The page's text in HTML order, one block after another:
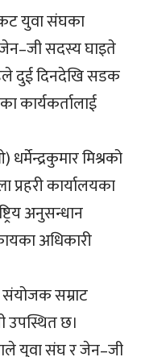
युवा संघका
सदस्य घाइते
दुई दिनदेखि सडक
कार्यकर्तालाई
मिश्रको
कार्यालयका
अनुसन्धान
अधिकारी
सम्राट
उपस्थित छ।
युवा संघ र जेन–जी